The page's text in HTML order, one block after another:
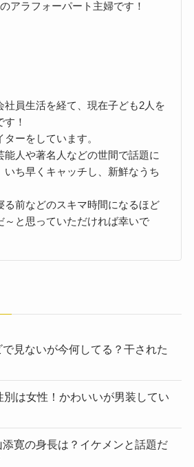
アラフォーパート主婦です！
社員生活を経て、現在子ども2人を
！
ーをしています。
能人や著名人などの世間で話題に
いち早くキャッチし、新鮮なうち
る前などのスキマ時間になるほど
～と思っていただければ幸いで
見ないが今何してる？干された
は女性！かわいいが男装してい
添寛の身長は？イケメンと話題だ